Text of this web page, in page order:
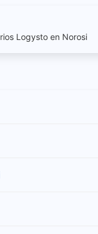
Logysto en Norosi